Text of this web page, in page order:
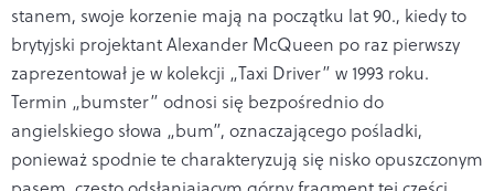
stanem, swoje korzenie mają na początku lat 90., kiedy to
brytyjski projektant Alexander McQueen po raz pierwszy
zaprezentował je w kolekcji „Taxi Driver” w 1993 roku.
Termin „bumster” odnosi się bezpośrednio do
angielskiego słowa „bum”, oznaczającego pośladki,
ponieważ spodnie te charakteryzują się nisko opuszczonym